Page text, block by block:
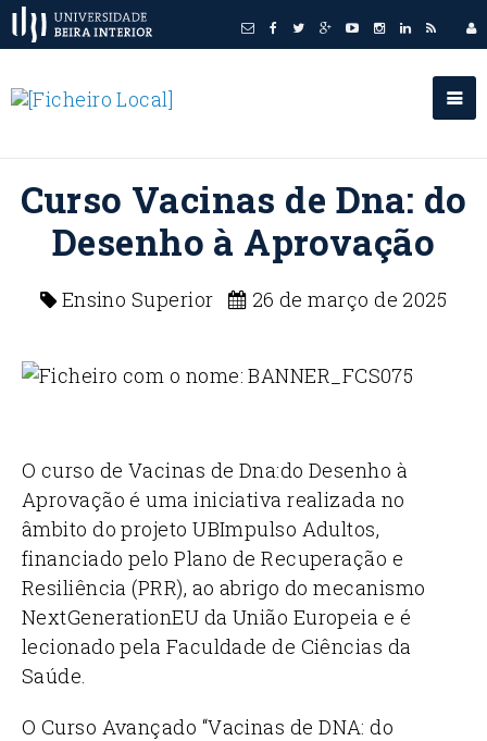
Curso Vacinas de Dna: do
Desenho à Aprovação
Ensino Superior 26 de março de 2025
O curso de Vacinas de Dna:do Desenho à
Aprovação é uma iniciativa realizada no
âmbito do projeto UBImpulso Adultos,
financiado pelo Plano de Recuperação e
Resiliência (PRR), ao abrigo do mecanismo
NextGenerationEU da União Europeia e é
lecionado pela Faculdade de Ciências da
Saúde.
O Curso Avançado “Vacinas de DNA: do